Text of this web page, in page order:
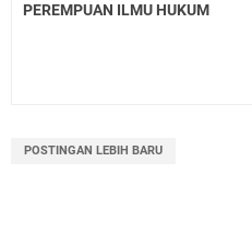
PEREMPUAN ILMU HUKUM
POSTINGAN LEBIH BARU